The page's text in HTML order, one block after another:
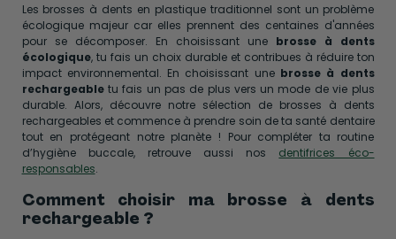
Les brosses à dents en plastique traditionnel sont un problème
écologique majeur car elles prennent des centaines d'années
pour se décomposer. En choisissant une brosse à dents
écologique, tu fais un choix durable et contribues à réduire ton
impact environnemental. En choisissant une brosse à dents
rechargeabletu fais un pas de plus vers un mode de vie plus
durable. Alors, découvre notre sélection de brosses à dents
rechargeables et commence à prendre soin de ta santé dentaire
tout en protégeant notre planète ! Pour compléter ta routine
d’hygiène buccale, retrouve aussi nos dentifrices éco-
responsables.
Comment choisir ma brosse à dents
rechargeable ?